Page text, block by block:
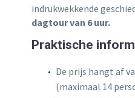
indrukwekkende
dagtour van 6 uur.
Praktische
De prijs hangt af
(maximaal 14